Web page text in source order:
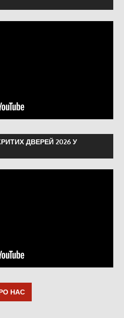
ДВЕРЕЙ 2026 У
НАС